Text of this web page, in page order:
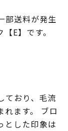
部送料が発生
E】です。
ており、毛流
れます。 ブロ
とした印象は